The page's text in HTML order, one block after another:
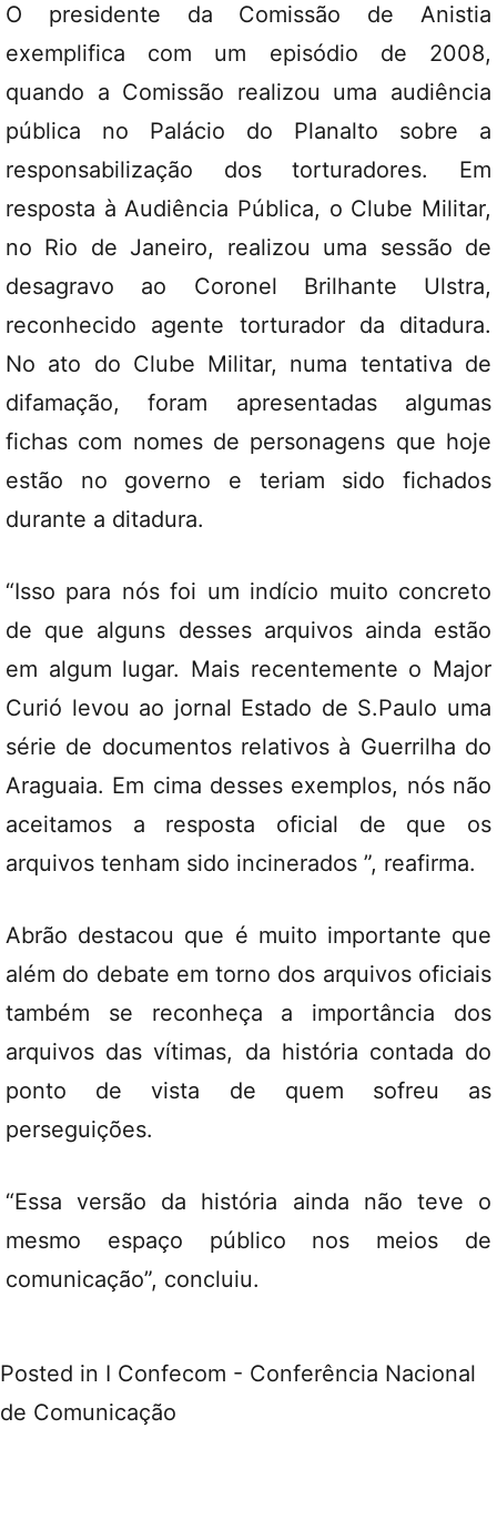
O presidente da Comissão de Anistia
exemplifica com um episódio de 2008,
quando a Comissão realizou uma audiência
pública no Palácio do Planalto sobre a
responsabilização dos torturadores. Em
resposta à Audiência Pública, o Clube Militar,
no Rio de Janeiro, realizou uma sessão de
desagravo ao Coronel Brilhante Ulstra,
reconhecido agente torturador da ditadura.
No ato do Clube Militar, numa tentativa de
difamação, foram apresentadas algumas
fichas com nomes de personagens que hoje
estão no governo e teriam sido fichados
durante a ditadura.
“Isso para nós foi um indício muito concreto
de que alguns desses arquivos ainda estão
em algum lugar. Mais recentemente o Major
Curió levou ao jornal Estado de S.Paulo uma
série de documentos relativos à Guerrilha do
Araguaia. Em cima desses exemplos, nós não
aceitamos a resposta oficial de que os
arquivos tenham sido incinerados ”, reafirma.
Abrão destacou que é muito importante que
além do debate em torno dos arquivos oficiais
também se reconheça a importância dos
arquivos das vítimas, da história contada do
ponto de vista de quem sofreu as
perseguições.
“Essa versão da história ainda não teve o
mesmo espaço público nos meios de
comunicação”, concluiu.
Posted in I Confecom - Conferência Nacional
de Comunicação